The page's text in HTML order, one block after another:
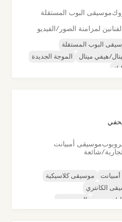
موسيقى البوب المستقلة
لمزامنة الصور/الفيديو
البوب المستقلة
هيفي ميتال
الموجة الجديدة
موسيقى أمبيانت
شائعة
موسيقى كلاسيكية
الكانتري
جيرسي الهيب هوب